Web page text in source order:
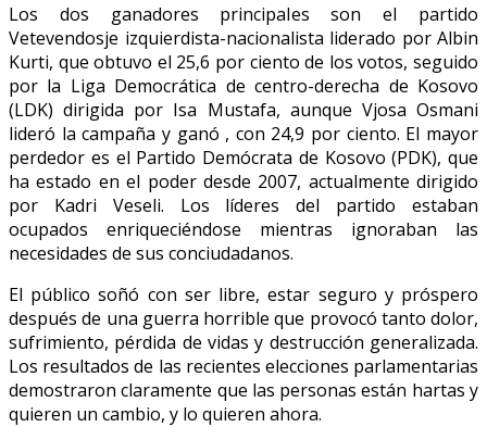
Los dos ganadores principales son el partido
Vetevendosje izquierdista-nacionalista liderado por Albin
Kurti, que obtuvo el 25,6 por ciento de los votos, seguido
por la Liga Democrática de centro-derecha de Kosovo
(LDK) dirigida por Isa Mustafa, aunque Vjosa Osmani
lideró la campaña y ganó , con 24,9 por ciento. El mayor
perdedor es el Partido Demócrata de Kosovo (PDK), que
ha estado en el poder desde 2007, actualmente dirigido
por Kadri Veseli. Los líderes del partido estaban
ocupados enriqueciéndose mientras ignoraban las
necesidades de sus conciudadanos.
El público soñó con ser libre, estar seguro y próspero
después de una guerra horrible que provocó tanto dolor,
sufrimiento, pérdida de vidas y destrucción generalizada.
Los resultados de las recientes elecciones parlamentarias
demostraron claramente que las personas están hartas y
quieren un cambio, y lo quieren ahora.